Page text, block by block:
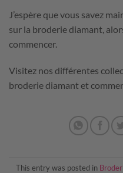
J’espère que vous savez
sur la broderie diamant,
commencer.
Visitez nos différentes
broderie diamant et
This entry was posted in